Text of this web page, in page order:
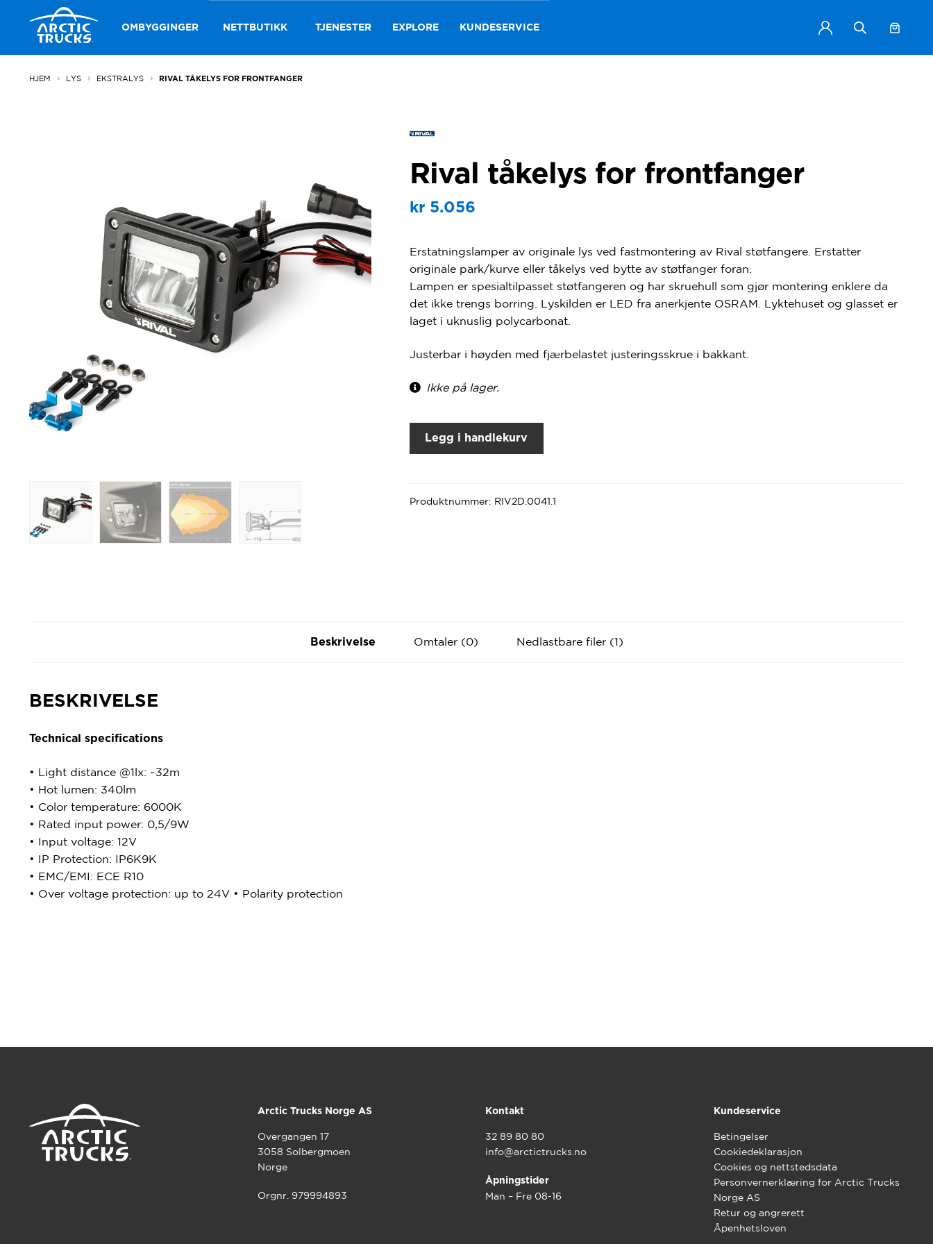
Hopp
til
navigasjon
Hopp
til
innhold
OMBYGGINGER NETTBUTIKK TJENESTER EXPLORE KUNDESERVICE
HJEM LYS EKSTRALYS RIVAL TÅKELYS FOR FRONTFANGER
Rival tåkelys for frontfanger
kr5.056
Erstatningslamper av originale lys ved fastmontering av Rival støtfangere. Erstatter
originale park/kurve eller tåkelys ved bytte av støtfanger foran.
Lampen er spesialtilpasset støtfangeren og har skruehull som gjør montering enklere da
det ikke trengs borring. Lyskilden er LED fra anerkjente OSRAM. Lyktehuset og glasset er
laget i uknuslig polycarbonat.
Justerbar i høyden med fjærbelastet justeringsskrue i bakkant.
Ikke på lager.
Legg i handlekurv
Produktnummer: RIV2D.0041.1
Beskrivelse Omtaler (0) Nedlastbare filer (1)
BESKRIVELSE
Technical specifications
• Light distance @1lx: ~32m
• Hot lumen: 340lm
• Color temperature: 6000K
• Rated input power: 0,5/9W
• Input voltage: 12V
• IP Protection: IP6K9K
• EMC/EMI: ECE R10
• Over voltage protection: up to 24V • Polarity protection
Arctic Trucks Norge AS
Overgangen 17
3058 Solbergmoen
Norge
Orgnr. 979994893
Kontakt
32 89 80 80
info@arctictrucks.no
Åpningstider
Man – Fre 08-16
Kundeservice
Betingelser
Cookiedeklarasjon
Cookies og nettstedsdata
Personvernerklæring for Arctic Trucks
Norge AS
Retur og angrerett
Åpenhetsloven